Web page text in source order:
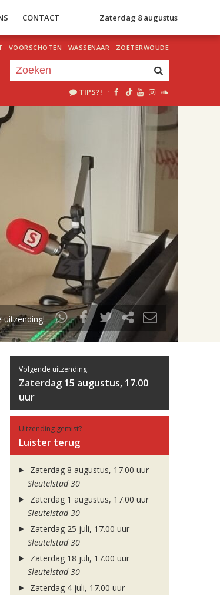
CONTACT Zaterdag 8 augustus
· VOORSCHOTEN · WASSENAAR · ZOETERWOUDE
TIPS?! ·
uur 1 van 2
Volgend uur
uitzending!
Volgende uitzending:
Zaterdag 15 augustus, 17.00
uur
Uitzending gemist?
Luister terug
Zaterdag 8 augustus, 17.00 uur
Sleutelstad 30
Zaterdag 1 augustus, 17.00 uur
Sleutelstad 30
Zaterdag 25 juli, 17.00 uur
Sleutelstad 30
Zaterdag 18 juli, 17.00 uur
Sleutelstad 30
Zaterdag 4 juli, 17.00 uur